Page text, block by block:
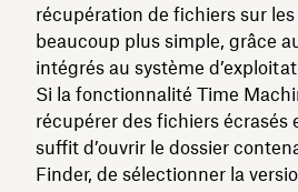
récupération de fichiers sur
beaucoup plus simple, grâce
intégrés au système
Si la fonctionnalité Time
récupérer des fichiers écrasés
suffit d’ouvrir le dossier
Finder, de sélectionner la